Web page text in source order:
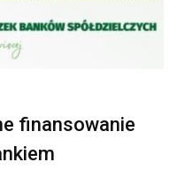
finansowanie